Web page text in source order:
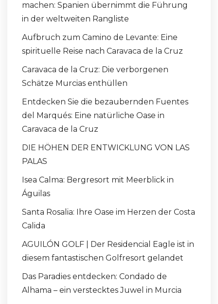
machen: Spanien übernimmt die Führung
in der weltweiten Rangliste
Aufbruch zum Camino de Levante: Eine
spirituelle Reise nach Caravaca de la Cruz
Caravaca de la Cruz: Die verborgenen
Schätze Murcias enthüllen
Entdecken Sie die bezaubernden Fuentes
del Marqués: Eine natürliche Oase in
Caravaca de la Cruz
DIE HÖHEN DER ENTWICKLUNG VON LAS
PALAS
Isea Calma: Bergresort mit Meerblick in
Águilas
Santa Rosalia: Ihre Oase im Herzen der Costa
Calida
AGUILÓN GOLF | Der Residencial Eagle ist in
diesem fantastischen Golfresort gelandet
Das Paradies entdecken: Condado de
Alhama – ein verstecktes Juwel in Murcia